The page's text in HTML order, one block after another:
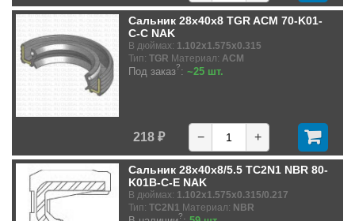
Сальник 28x40x8 TGR ACM 70-K01-
C-C NAK
В дюймах: 1.102x1.575x0.315
Тип: TGR Материал: ACM
Под заказ?: ~25 шт.
218 ₽ − +
Сальник 28x40x8/5.5 TC2N1 NBR 80-
K01B-C-E NAK
В дюймах: 1.102x1.575x0.315/0.217
Тип: TC2N1 Материал: NBR
?